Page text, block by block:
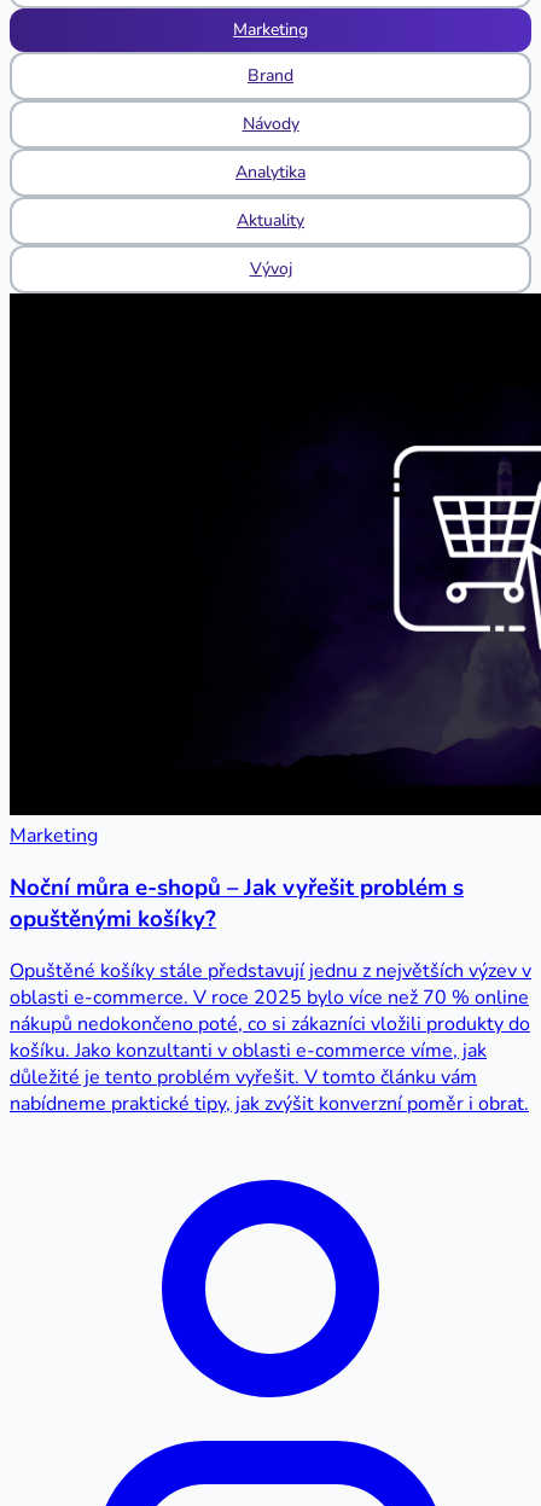
Marketing
Brand
Návody
Analytika
Aktuality
Vývoj
Marketing
Noční můra e-shopů – Jak vyřešit problém s
opuštěnými košíky?
Opuštěné košíky stále představují jednu z největších výzev v
oblasti e-commerce. V roce 2025 bylo více než 70 % online
nákupů nedokončeno poté, co si zákazníci vložili produkty do
košíku. Jako konzultanti v oblasti e-commerce víme, jak
důležité je tento problém vyřešit. V tomto článku vám
nabídneme praktické tipy, jak zvýšit konverzní poměr i obrat.